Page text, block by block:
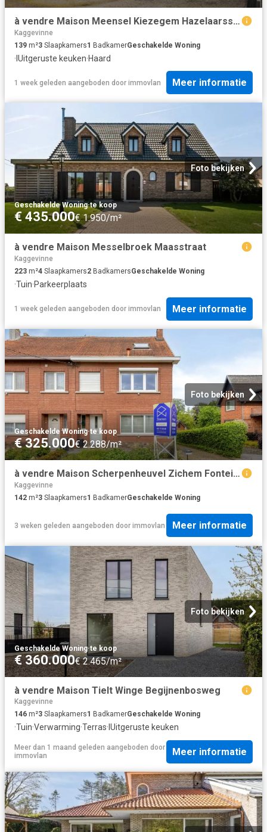
à vendre Maison Meensel Kiezegem Hazelaarsstraat
Kaggevinne
139 m²3 Slaapkamers1 BadkamerGeschakelde Woning
· IUitgeruste keuken·Haard
1 week geleden aangeboden door immovlan Meer informatie
Foto bekijken
Geschakelde Woning·te koop
€ 435.000€ 1.950/m²
à vendre Maison Messelbroek Maasstraat
Kaggevinne
223 m²4 Slaapkamers2 BadkamersGeschakelde Woning
·Tuin·Parkeerplaats
1 week geleden aangeboden door immovlan Meer informatie
Foto bekijken
Geschakelde Woning·te koop
€ 325.000€ 2.288/m²
à vendre Maison Scherpenheuvel Zichem Fonteinstraat
Kaggevinne
142 m²3 Slaapkamers1 BadkamerGeschakelde Woning
3 weken geleden aangeboden door immovlan Meer informatie
Foto bekijken
Geschakelde Woning·te koop
€ 360.000€ 2.465/m²
à vendre Maison Tielt Winge Begijnenbosweg
Kaggevinne
146 m²3 Slaapkamers1 BadkamerGeschakelde Woning
·Tuin·Verwarming·Terras· IUitgeruste keuken
Meer dan 1 maand geleden aangeboden door
immovlan
Meer informatie